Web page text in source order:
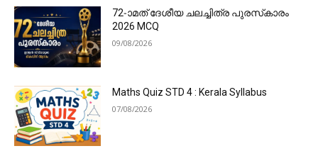
72-ാമത് ദേശീയ ചലച്ചിത്ര പുരസ്‌കാരം
2026 MCQ
09/08/2026
Maths Quiz STD 4 : Kerala Syllabus
07/08/2026